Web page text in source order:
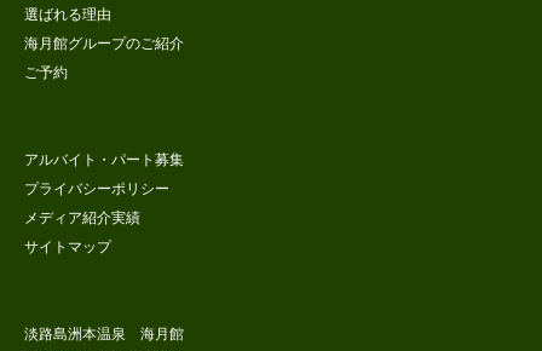
選ばれる理由
海月館グループのご紹介
ご予約
アルバイト・パート募集
プライバシーポリシー
メディア紹介実績
サイトマップ
淡路島洲本温泉 海月館